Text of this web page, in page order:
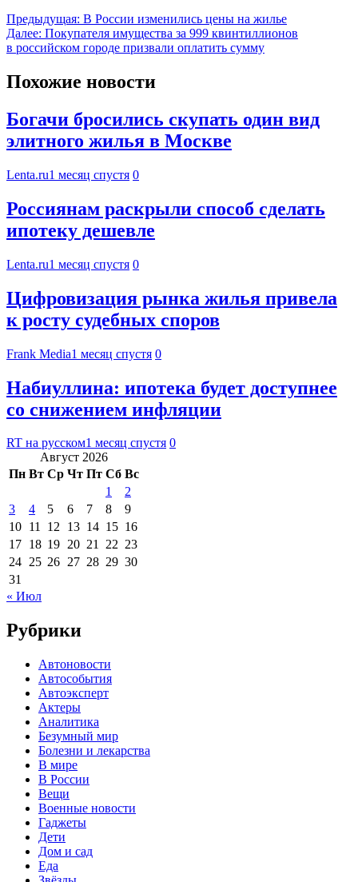
Предыдущая: В России изменились цены на жилье
Далее: Покупателя имущества за 999 квинтиллионов
в российском городе призвали оплатить сумму
Похожие новости
Богачи бросились скупать один вид
элитного жилья в Москве
Lenta.ru1 месяц спустя 0
Россиянам раскрыли способ сделать
ипотеку дешевле
Lenta.ru1 месяц спустя 0
Цифровизация рынка жилья привела
к росту судебных споров
Frank Media1 месяц спустя 0
Набиуллина: ипотека будет доступнее
со снижением инфляции
RT на русском1 месяц спустя 0
Август 2026
Пн Вт Ср Чт Пт Сб Вс
1
2
3
4 5 6 7 8
9
10 11 12 13 14 15 16
17 18 19 20 21 22 23
24 25 26 27 28 29 30
31
« Июл
Рубрики
Автоновости
Автособытия
Автоэксперт
Актеры
Аналитика
Безумный мир
Болезни и лекарства
В мире
В России
Вещи
Военные новости
Гаджеты
Дети
Дом и сад
Еда